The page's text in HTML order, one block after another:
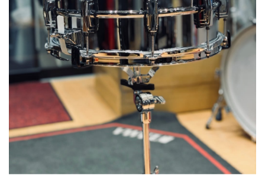
キーボード 電子ピアノ
管楽器 その他楽器
アンプ
DJ機器 DTM